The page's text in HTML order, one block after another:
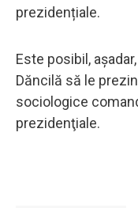
prezidențiale.
Este posibil,
Dăncilă să le
sociologice
prezidenţiale.